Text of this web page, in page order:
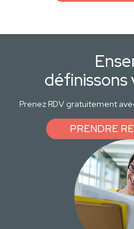
Prenez RDV gratuitement
PRENDRE